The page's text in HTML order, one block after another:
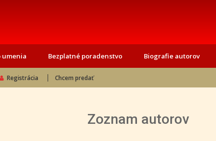
umenia Bezplatné poradenstvo Biografie autorov
Registrácia Chcem predať
Zoznam autorov